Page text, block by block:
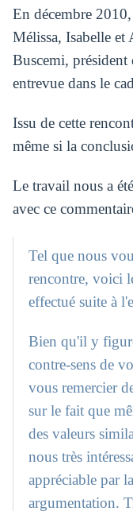
En décembre
Mélissa, Isabelle et
Buscemi, président
entrevue dans le
Issu de cette
même si la
Le travail nous a
avec ce
Tel que nous
rencontre, voici
effectué suite à
Bien qu'il y
contre-sens de
vous remercier
sur le fait que
des valeurs
nous très
appréciable par
argumentation.